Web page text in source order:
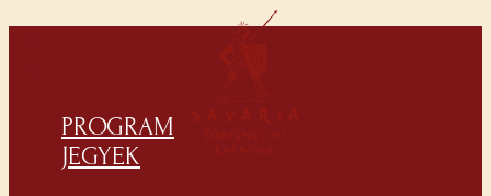
PROGRAM
JEGYEK